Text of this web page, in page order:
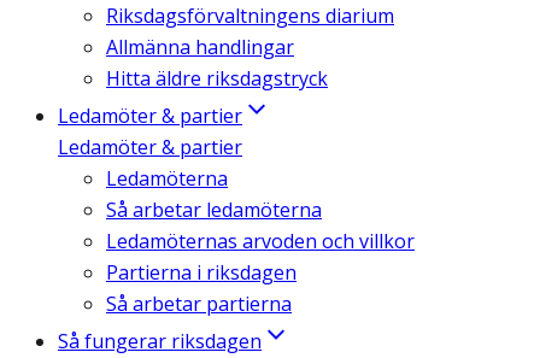
Riksdagsförvaltningens diarium
Allmänna handlingar
Hitta äldre riksdagstryck
Ledamöter & partier
Ledamöter & partier
Ledamöterna
Så arbetar ledamöterna
Ledamöternas arvoden och villkor
Partierna i riksdagen
Så arbetar partierna
Så fungerar riksdagen